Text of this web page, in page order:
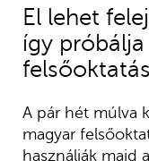
El lehet
így
A pár hét múlva
magyar
használják majd